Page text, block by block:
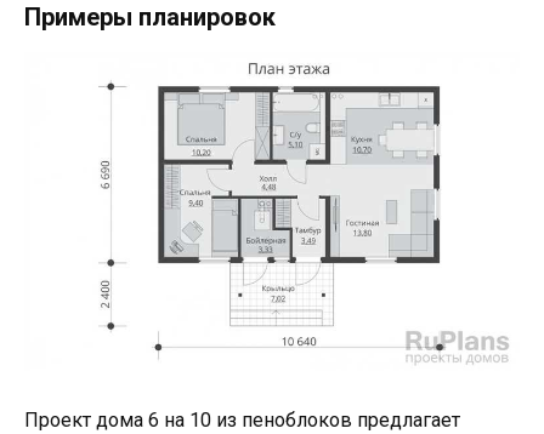
Примеры планировок
Проект дома 6 на 10 из пеноблоков предлагает